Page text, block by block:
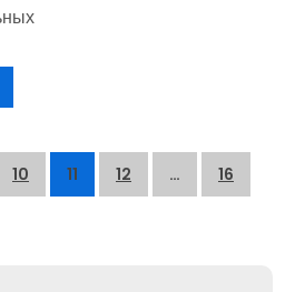
10 11 12 …
16